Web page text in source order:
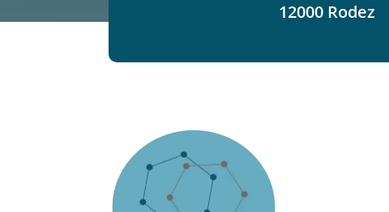
12000 Rodez